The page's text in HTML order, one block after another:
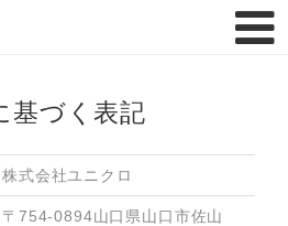
基づく表記
株式会社ユニクロ
〒754-0894山口県山口市佐山